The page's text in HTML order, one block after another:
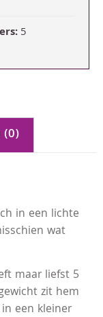
5
(0)
in een lichte
wat
maar liefst 5
zit hem
een kleiner